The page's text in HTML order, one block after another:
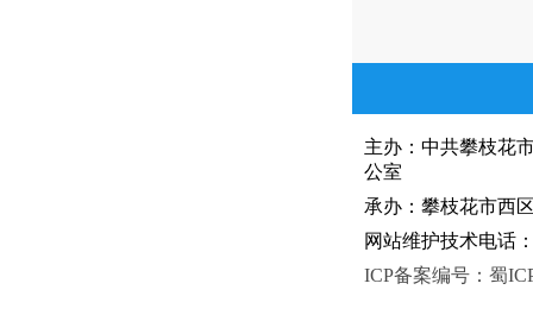
主办：中共攀枝
公室
承办：攀枝花市西
网站维护技术电话
ICP备案编号：蜀